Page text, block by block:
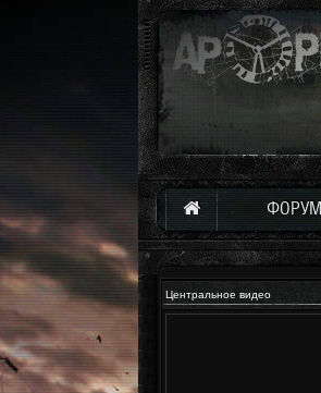
ФОРУМ
Центральное видео